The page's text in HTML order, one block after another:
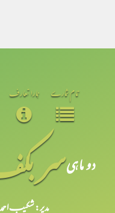
تمام شمارے ہمارا تعارف
دو ماہیسر
مدیر: شکیبـ